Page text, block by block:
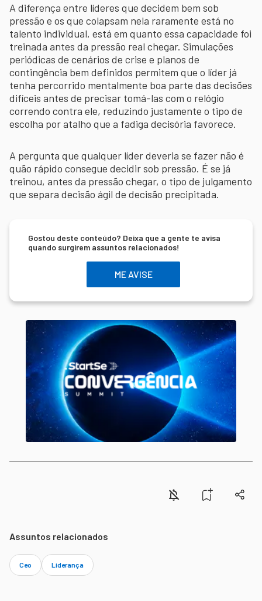
A diferença entre líderes que decidem bem sob
pressão e os que colapsam nela raramente está no
talento individual, está em quanto essa capacidade foi
treinada antes da pressão real chegar. Simulações
periódicas de cenários de crise e planos de
contingência bem definidos permitem que o líder já
tenha percorrido mentalmente boa parte das decisões
difíceis antes de precisar tomá-las com o relógio
correndo contra ele, reduzindo justamente o tipo de
escolha por atalho que a fadiga decisória favorece.
A pergunta que qualquer líder deveria se fazer não é
quão rápido consegue decidir sob pressão. É se já
treinou, antes da pressão chegar, o tipo de julgamento
que separa decisão ágil de decisão precipitada.
Gostou deste conteúdo? Deixa que a gente te avisa
quando surgirem assuntos relacionados!
ME AVISE
Assuntos relacionados
Ceo Liderança